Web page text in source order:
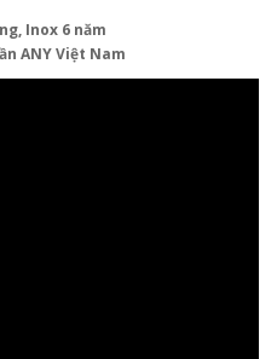
Inox 6 năm
ANY Việt Nam